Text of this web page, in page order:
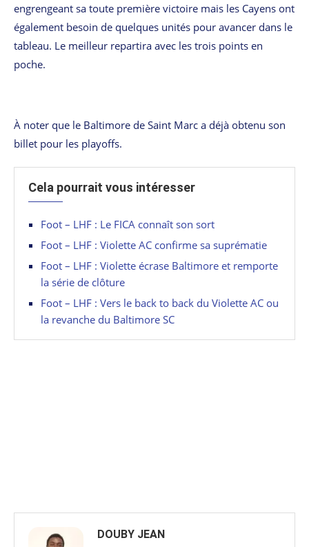
engrengeant sa toute première victoire mais les Cayens ont
également besoin de quelques unités pour avancer dans le
tableau. Le meilleur repartira avec les trois points en
poche.
À noter que le Baltimore de Saint Marc a déjà obtenu son
billet pour les playoffs.
Cela pourrait vous intéresser
Foot – LHF : Le FICA connaît son sort
Foot – LHF : Violette AC confirme sa suprématie
Foot – LHF : Violette écrase Baltimore et remporte
la série de clôture
Foot – LHF : Vers le back to back du Violette AC ou
la revanche du Baltimore SC
DOUBY JEAN